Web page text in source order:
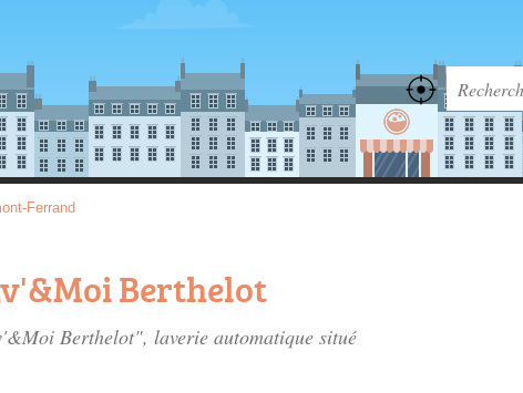
Ferrand
Berthelot
Berthelot", laverie automatique situé